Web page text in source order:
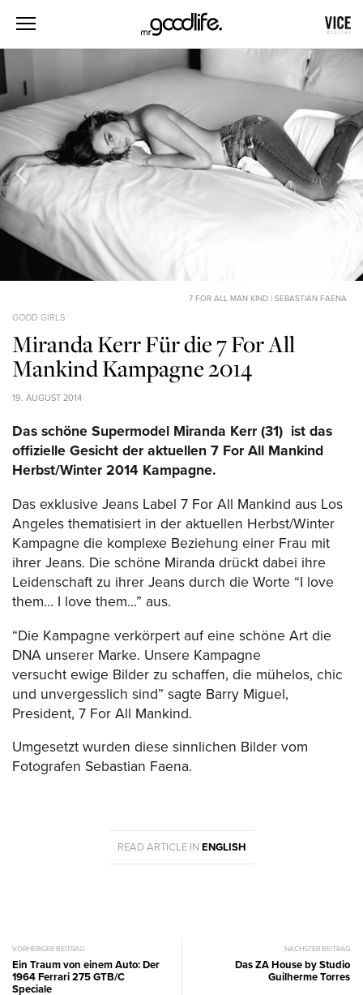
7 FOR ALL MAN KIND | SEBASTIAN FAENA
GOOD GIRLS
Miranda Kerr Für die 7 For All
Mankind Kampagne 2014
19. AUGUST 2014
Das schöne Supermodel Miranda Kerr (31) ist das
offizielle Gesicht der aktuellen 7 For All Mankind
Herbst/Winter 2014 Kampagne.
Das exklusive Jeans Label 7 For All Mankind aus Los
Angeles thematisiert in der aktuellen Herbst/Winter
Kampagne die komplexe Beziehung einer Frau mit
ihrer Jeans. Die schöne Miranda drückt dabei ihre
Leidenschaft zu ihrer Jeans durch die Worte “I love
them… I love them…” aus.
“Die Kampagne verkörpert auf eine schöne Art die
DNA unserer Marke. Unsere Kampagne
versucht ewige Bilder zu schaffen, die mühelos, chic
und unvergesslich sind” sagte Barry Miguel,
President, 7 For All Mankind.
Umgesetzt wurden diese sinnlichen Bilder vom
Fotografen Sebastian Faena.
READ ARTICLE IN ENGLISH
VORHERIGER BEITRAG
Ein Traum von einem Auto: Der
1964 Ferrari 275 GTB/C
Speciale
NÄCHSTER BEITRAG
Das ZA House by Studio
Guilherme Torres